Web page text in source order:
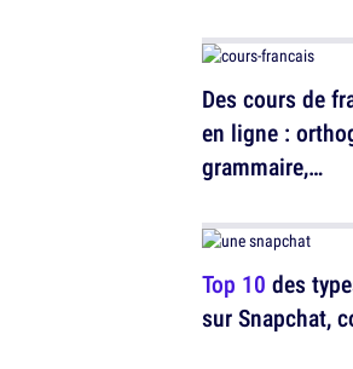
Des cours de
en ligne :
grammaire,
Top 10 des
sur Snapchat,